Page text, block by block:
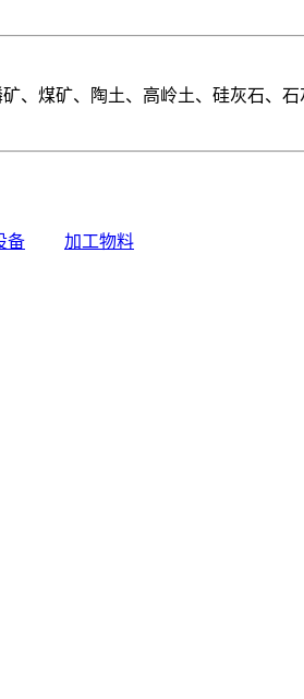
煤矿、陶土、高岭土、硅灰石、
备 加工物料